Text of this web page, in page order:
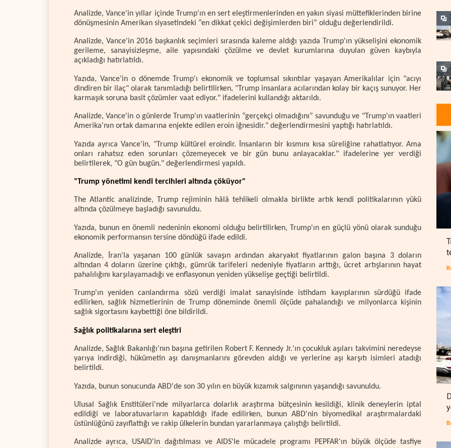
Analizde, Vance'in yıllar içinde Trump'ın en sert eleştirmenlerinden en yakın siyasi müttefiklerinden birine
dönüşmesinin Amerikan siyasetindeki “en dikkat çekici değişimlerden biri” olduğu değerlendirildi.
Analizde, Vance'in 2016 başkanlık seçimleri sırasında kaleme aldığı yazıda Trump'ın yükselişini ekonomik
gerileme, sanayisizleşme, aile yapısındaki çözülme ve devlet kurumlarına duyulan güven kaybıyla
açıkladığı hatırlatıldı.
Yazıda, Vance'in o dönemde Trump'ı ekonomik ve toplumsal sıkıntılar yaşayan Amerikalılar için "acıyı
dindiren bir ilaç" olarak tanımladığı belirtilirken, "Trump insanlara acılarından kolay bir kaçış sunuyor. Her
karmaşık soruna basit çözümler vaat ediyor." ifadelerini kullandığı aktarıldı.
Analizde, Vance'in o günlerde Trump'ın vaatlerinin “gerçekçi olmadığını” savunduğu ve "Trump'ın vaatleri
Amerika'nın ortak damarına enjekte edilen eroin iğnesidir." değerlendirmesini yaptığı hatırlatıldı.
Yazıda ayrıca Vance'in, "Trump kültürel eroindir. İnsanların bir kısmını kısa süreliğine rahatlatıyor. Ama
onları rahatsız eden sorunları çözemeyecek ve bir gün bunu anlayacaklar." ifadelerine yer verdiği
belirtilerek, "O gün bugün." değerlendirmesi yapıldı.
"Trump yönetimi kendi tercihleri altında çöküyor"
The Atlantic analizinde, Trump rejiminin hâlâ tehlikeli olmakla birlikte artık kendi politikalarının yükü
altında çözülmeye başladığı savunuldu.
Yazıda, bunun en önemli nedeninin ekonomi olduğu belirtilirken, Trump'ın en güçlü yönü olarak sunduğu
ekonomik performansın tersine döndüğü ifade edildi.
Analizde, İran'la yaşanan 100 günlük savaşın ardından akaryakıt fiyatlarının galon başına 3 doların
altından 4 doların üzerine çıktığı, gümrük tarifeleri nedeniyle fiyatların arttığı, ücret artışlarının hayat
pahalılığını karşılayamadığı ve enflasyonun yeniden yükselişe geçtiği belirtildi.
Trump'ın yeniden canlandırma sözü verdiği imalat sanayisinde istihdam kayıplarının sürdüğü ifade
edilirken, sağlık hizmetlerinin de Trump döneminde önemli ölçüde pahalandığı ve milyonlarca kişinin
sağlık sigortasını kaybettiği öne bildirildi.
Sağlık politikalarına sert eleştiri
Analizde, Sağlık Bakanlığı'nın başına getirilen Robert F. Kennedy Jr.'ın çocukluk aşıları takvimini neredeyse
yarıya indirdiği, hükümetin aşı danışmanlarını görevden aldığı ve yerlerine aşı karşıtı isimleri atadığı
belirtildi.
Yazıda, bunun sonucunda ABD'de son 30 yılın en büyük kızamık salgınının yaşandığı savunuldu.
Ulusal Sağlık Enstitüleri'nde milyarlarca dolarlık araştırma bütçesinin kesildiği, klinik deneylerin iptal
edildiği ve laboratuvarların kapatıldığı ifade edilirken, bunun ABD'nin biyomedikal araştırmalardaki
üstünlüğünü zayıflattığı ve rakip ülkelerin bundan yararlanmaya çalıştığı belirtildi.
Analizde ayrıca, USAID'in dağıtılması ve AIDS'le mücadele programı PEPFAR'ın büyük ölçüde tasfiye